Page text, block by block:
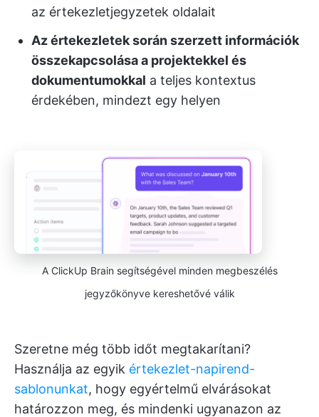
az értekezletjegyzetek oldalait
Az értekezletek során szerzett információk
összekapcsolása a projektekkel és
dokumentumokkal a teljes kontextus
érdekében, mindezt egy helyen
A ClickUp Brain segítségével minden megbeszélés
jegyzőkönyve kereshetővé válik
Szeretne még több időt megtakarítani?
Használja az egyik értekezlet-napirend-
sablonunkat, hogy egyértelmű elvárásokat
határozzon meg, és mindenki ugyanazon az